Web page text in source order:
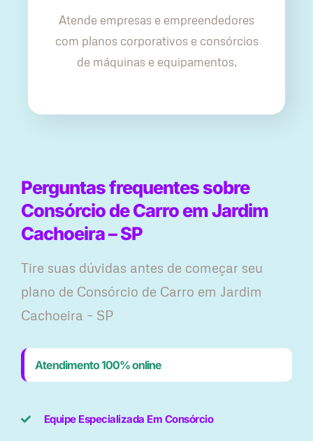
Atende empresas e empreendedores
com planos corporativos e consórcios
de máquinas e equipamentos.
Perguntas frequentes sobre
Consórcio de Carro em Jardim
Cachoeira – SP
Tire suas dúvidas antes de começar seu
plano ​de Consórcio de Carro em Jardim
Cachoeira – SP
Atendimento 100% online
Equipe Especializada Em Consórcio